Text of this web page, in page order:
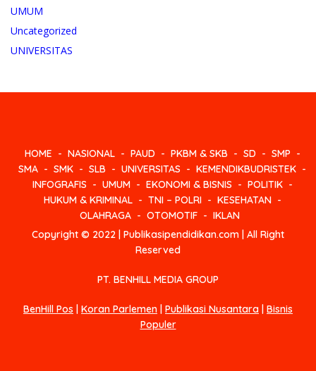
UMUM
Uncategorized
UNIVERSITAS
HOME NASIONAL PAUD PKBM & SKB SD
SMP
SMA
SMK SLB UNIVERSITAS
KEMENDIKBUDRISTEK
INFOGRAFIS
UMUM EKONOMI & BISNIS
POLITIK
HUKUM & KRIMINAL
TNI – POLRI
KESEHATAN
OLAHRAGA
OTOMOTIF
IKLAN
Copyright © 2022 | Publikasipendidikan.com | All Right
Reserved
PT. BENHILL MEDIA GROUP
BenHill Pos | Koran Parlemen | Publikasi Nusantara | Bisnis
Populer